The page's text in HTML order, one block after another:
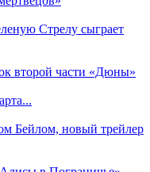
Стрелу сыграет
второй части «Дюны»
Бейлом, новый трейлер